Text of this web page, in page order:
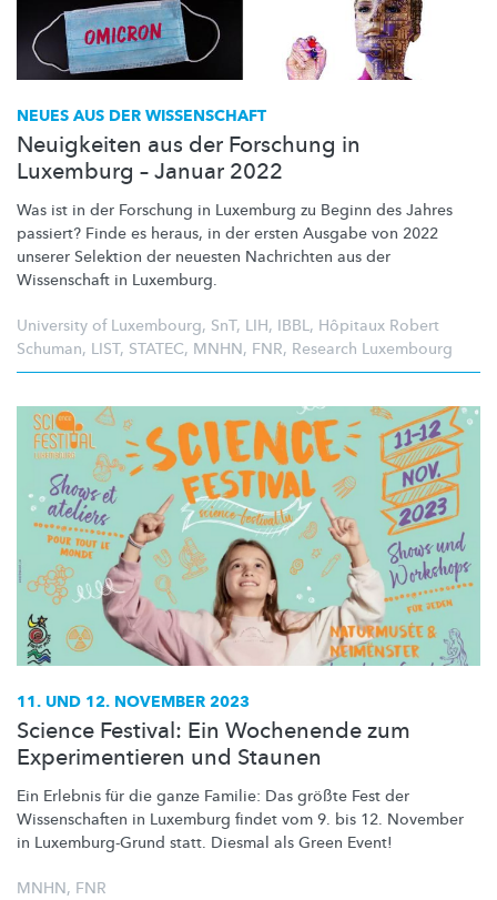
NEUES AUS DER WISSENSCHAFT
Neuigkeiten aus der Forschung in
Luxemburg – Januar 2022
Was ist in der Forschung in Luxemburg zu Beginn des Jahres
passiert? Finde es heraus, in der ersten Ausgabe von 2022
unserer Selektion der neuesten Nachrichten aus der
Wissenschaft in Luxemburg.
University of Luxembourg, SnT, LIH, IBBL, Hôpitaux Robert
Schuman, LIST, STATEC, MNHN, FNR, Research Luxembourg
11. UND 12. NOVEMBER 2023
Science Festival: Ein Wochenende zum
Experimentieren und Staunen
Ein Erlebnis für die ganze Familie: Das größte Fest der
Wissenschaften in Luxemburg findet vom 9. bis 12. November
in Luxemburg-Grund statt. Diesmal als Green Event!
MNHN, FNR